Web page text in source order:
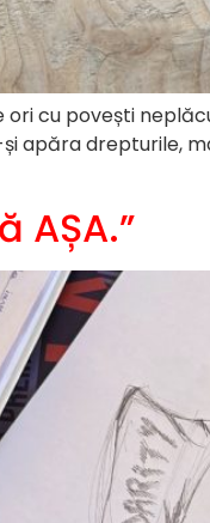
cu povești
apăra drepturile,
AȘA.”